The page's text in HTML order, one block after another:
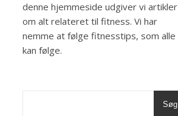
denne hjemmeside udgiver vi artikler
om alt relateret til fitness. Vi har
nemme at følge fitnesstips, som alle
kan følge.
Søg